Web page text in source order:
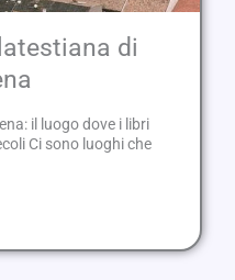
di
il luogo dove i libri
Ci sono luoghi che